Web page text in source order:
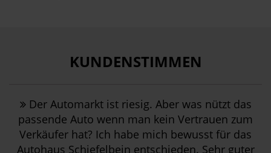
KUNDENSTIMMEN
Der Automarkt ist riesig. Aber was nützt das
passende Auto wenn man kein Vertrauen zum
Verkäufer hat? Ich habe mich bewusst für das
Autohaus Schiefelbein entschieden. Sehr guter